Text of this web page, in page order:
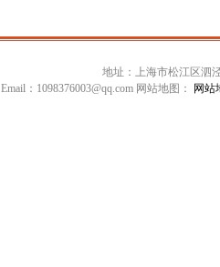
地址：上海市松江区泗泾
Email：1098376003@qq.com 网站地图：
网站